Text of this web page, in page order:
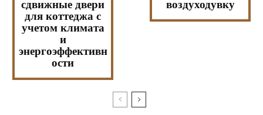
сдвижные двери
для коттеджа с
учетом климата
и
энергоэффективн
ости
воздуходувку